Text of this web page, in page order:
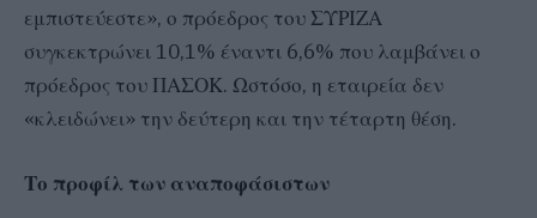
εμπιστεύεστε», ο πρόεδρος του ΣΥΡΙΖΑ
συγκεκτρώνει 10,1% έναντι 6,6% που λαμβάνει ο
πρόεδρος του ΠΑΣΟΚ. Ωστόσο, η εταιρεία δεν
«κλειδώνει» την δεύτερη και την τέταρτη θέση.
Το προφίλ των αναποφάσιστων